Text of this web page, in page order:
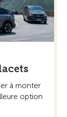
à monter
option